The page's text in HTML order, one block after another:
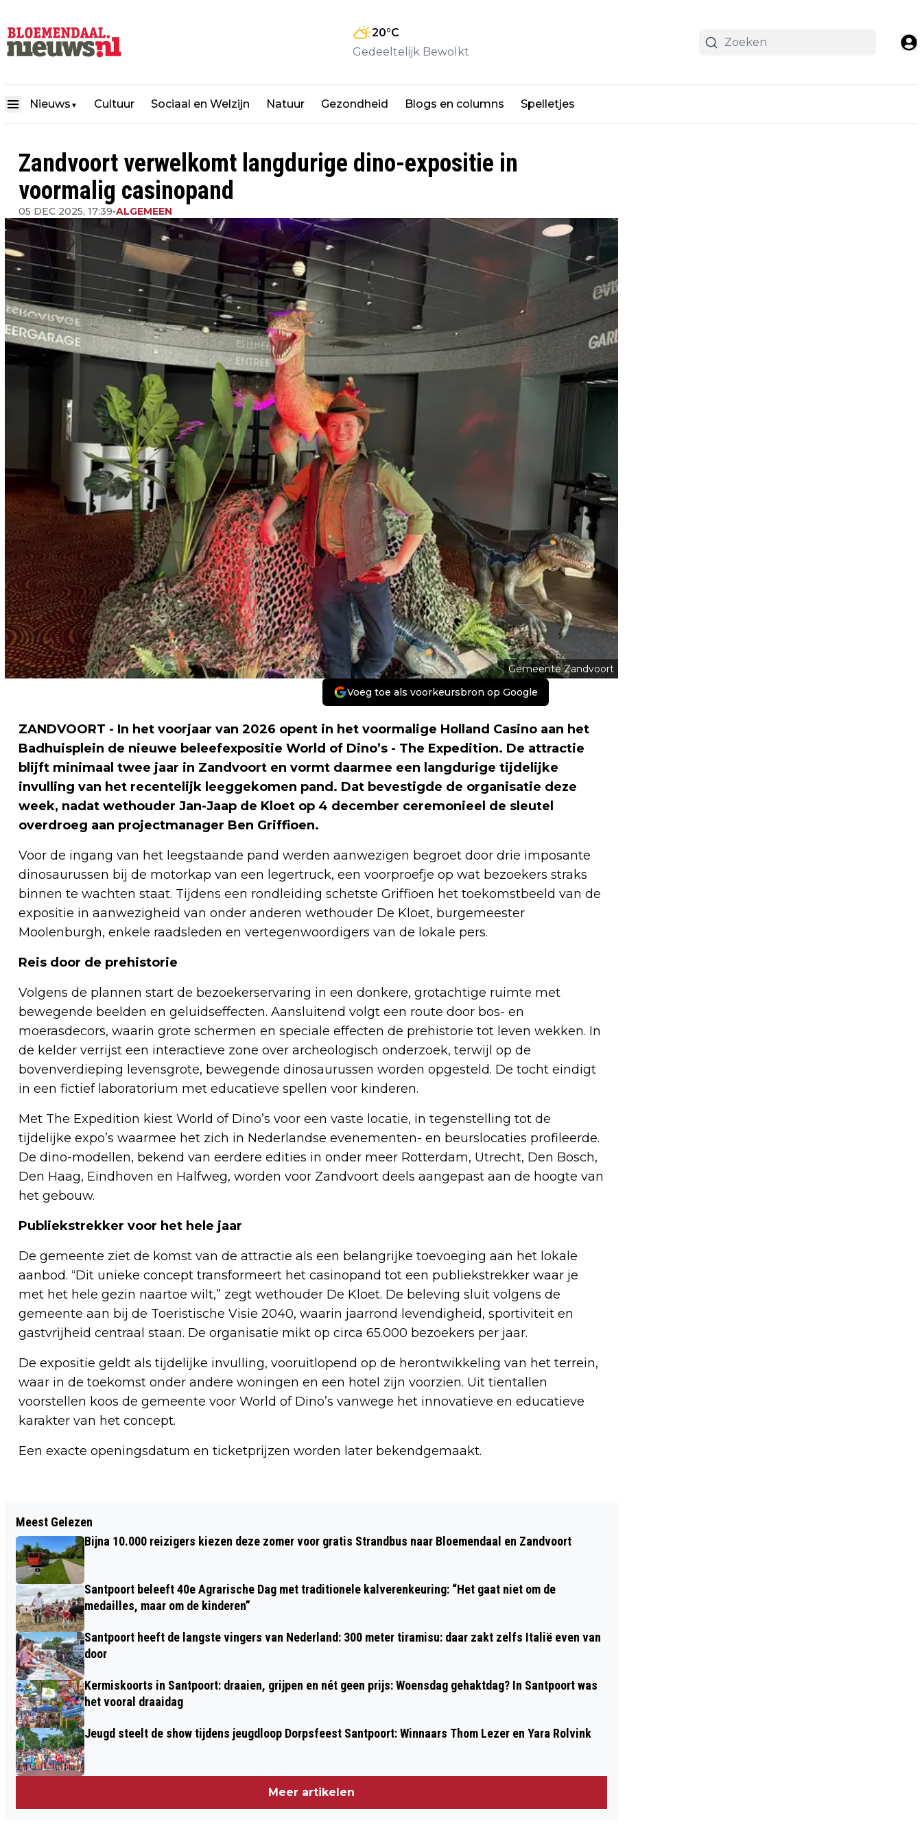
20°C
Gedeeltelijk Bewolkt
Nieuws ▼ Cultuur Sociaal en Welzijn Natuur Gezondheid Blogs en columns Spelletjes
Zandvoort verwelkomt langdurige dino-expositie in
voormalig casinopand
05 DEC 2025, 17:39•ALGEMEEN
Gemeente Zandvoort
Voeg toe als voorkeursbron op Google
ZANDVOORT - In het voorjaar van 2026 opent in het voormalige Holland Casino aan het
Badhuisplein de nieuwe beleefexpositie World of Dino’s - The Expedition. De attractie
blijft minimaal twee jaar in Zandvoort en vormt daarmee een langdurige tijdelijke
invulling van het recentelijk leeggekomen pand. Dat bevestigde de organisatie deze
week, nadat wethouder Jan-Jaap de Kloet op 4 december ceremonieel de sleutel
overdroeg aan projectmanager Ben Griffioen.
Voor de ingang van het leegstaande pand werden aanwezigen begroet door drie imposante
dinosaurussen bij de motorkap van een legertruck, een voorproefje op wat bezoekers straks
binnen te wachten staat. Tijdens een rondleiding schetste Griffioen het toekomstbeeld van de
expositie in aanwezigheid van onder anderen wethouder De Kloet, burgemeester
Moolenburgh, enkele raadsleden en vertegenwoordigers van de lokale pers.
Reis door de prehistorie
Volgens de plannen start de bezoekerservaring in een donkere, grotachtige ruimte met
bewegende beelden en geluidseffecten. Aansluitend volgt een route door bos- en
moerasdecors, waarin grote schermen en speciale effecten de prehistorie tot leven wekken. In
de kelder verrijst een interactieve zone over archeologisch onderzoek, terwijl op de
bovenverdieping levensgrote, bewegende dinosaurussen worden opgesteld. De tocht eindigt
in een fictief laboratorium met educatieve spellen voor kinderen.
Met The Expedition kiest World of Dino’s voor een vaste locatie, in tegenstelling tot de
tijdelijke expo’s waarmee het zich in Nederlandse evenementen- en beurslocaties profileerde.
De dino-modellen, bekend van eerdere edities in onder meer Rotterdam, Utrecht, Den Bosch,
Den Haag, Eindhoven en Halfweg, worden voor Zandvoort deels aangepast aan de hoogte van
het gebouw.
Publiekstrekker voor het hele jaar
De gemeente ziet de komst van de attractie als een belangrijke toevoeging aan het lokale
aanbod. “Dit unieke concept transformeert het casinopand tot een publiekstrekker waar je
met het hele gezin naartoe wilt,” zegt wethouder De Kloet. De beleving sluit volgens de
gemeente aan bij de Toeristische Visie 2040, waarin jaarrond levendigheid, sportiviteit en
gastvrijheid centraal staan. De organisatie mikt op circa 65.000 bezoekers per jaar.
De expositie geldt als tijdelijke invulling, vooruitlopend op de herontwikkeling van het terrein,
waar in de toekomst onder andere woningen en een hotel zijn voorzien. Uit tientallen
voorstellen koos de gemeente voor World of Dino’s vanwege het innovatieve en educatieve
karakter van het concept.
Een exacte openingsdatum en ticketprijzen worden later bekendgemaakt.
INTOCHT SINT IN SCHALKWIJK WAT
LATER, MAAR LOOPT ALS EEN TREIN!
Meest Gelezen
Bijna 10.000 reizigers kiezen deze zomer voor gratis Strandbus naar Bloemendaal en Zandvoort
Santpoort beleeft 40e Agrarische Dag met traditionele kalverenkeuring: “Het gaat niet om de
medailles, maar om de kinderen”
Santpoort heeft de langste vingers van Nederland: 300 meter tiramisu: daar zakt zelfs Italië even van
door
Kermiskoorts in Santpoort: draaien, grijpen en nét geen prijs: Woensdag gehaktdag? In Santpoort was
het vooral draaidag
Jeugd steelt de show tijdens jeugdloop Dorpsfeest Santpoort: Winnaars Thom Lezer en Yara Rolvink
Meer artikelen